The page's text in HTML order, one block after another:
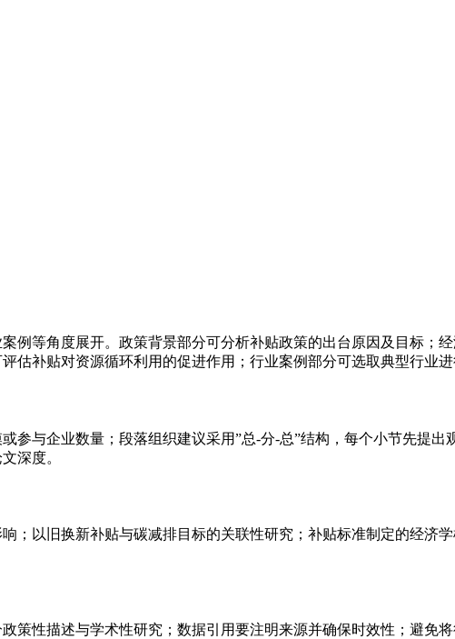
例等角度展开。政策背景部分可分析补贴政策的出台原因及目标；
估补贴对资源循环利用的促进作用；行业案例部分可选取典型行业进
参与企业数量；段落组织建议采用”总-分-总”结构，每个小节先提
深度。
；以旧换新补贴与碳减排目标的关联性研究；补贴标准制定的经济
策性描述与学术性研究；数据引用要注明来源并确保时效性；避免